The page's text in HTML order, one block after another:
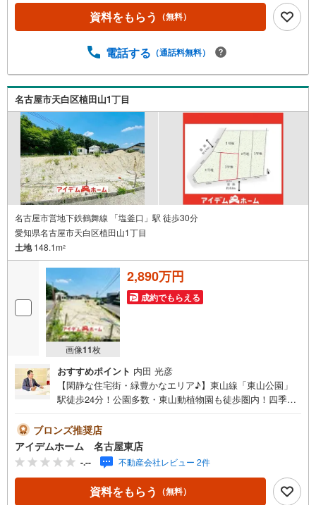
資金0円でも大丈夫！＞*水曜日も営業しております！*今か
ら見たい！聞きたい！にスピード対応！*自己資金なしでも
ご不安な方もおまかせください！弊社HPにて物件のルーム
力をたっぷりご紹介しております♪さらに店内には豊富な
物件資料や発売予定物件等ございます☆この機会にぜひお
問い合わせください♪
資料をもらう （無料）
電話する （通話料無料）
名古屋市天白区植田山1丁目
名古屋市営地下鉄鶴舞線 「塩釜口」駅 徒歩30分
愛知県名古屋市天白区植田山1丁目
土地148.1m2
画像11枚
2,890万円
成約でもらえる
おすすめポイント 内田 光彦
【閑静な住宅街・緑豊かなエリア♪】東山線「東山公園」
駅徒歩24分！公園多数・東山動植物園も徒歩圏内！四季
待ちしております☆＼天白区植田山6期☆全5区画【3号
地】/当日のご来店・ご見学、大歓迎♪■地下鉄東山線「東山
公園」駅 徒歩24分（約1920m）■大坪小学校 :徒歩20分
（約1580m）■御幸山中学校:徒歩37分（約2930m）＜自己
資金0円でも大丈夫！＞*水曜日も営業しております！*今か
ら見たい！聞きたい！にスピード対応！*自己資金なしでも
ブロンズ推奨店
アイデムホーム 名古屋東店
-.-- 不動産会社レビュー 2件
資料をもらう （無料）